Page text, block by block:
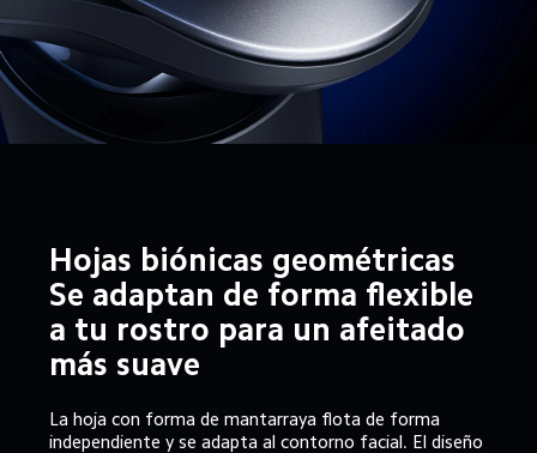
Hojas biónicas geométricas
Se adaptan de forma flexible
a tu rostro para un afeitado
más suave
La hoja con forma de mantarraya flota de forma
independiente y se adapta al contorno facial. El diseño